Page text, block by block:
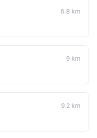
6.8 km
9 km
9.2 km